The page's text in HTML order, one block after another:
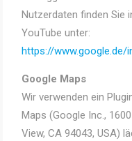
Nutzerdaten finden Sie
YouTube unter:
https://
Google Maps
Wir verwenden ein
Maps (Google Inc.,
View, CA 94043, USA)